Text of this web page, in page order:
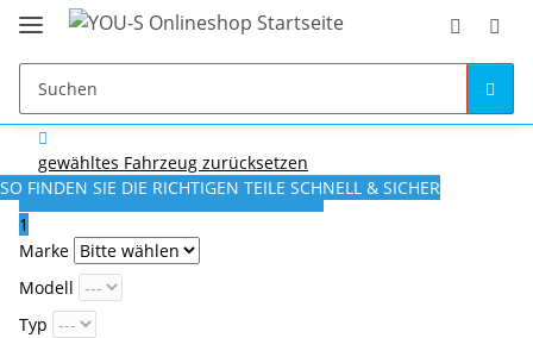
gewähltes Fahrzeug zurücksetzen
SO FINDEN SIE DIE RICHTIGEN TEILE SCHNELL & SICHER
1
Marke
Modell
Typ